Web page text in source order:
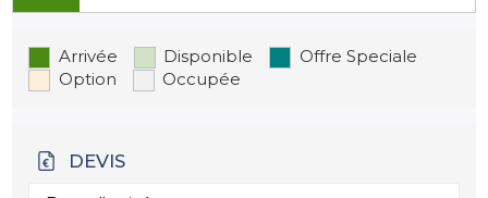
Arrivée Disponible
Offre Speciale
Option
Occupée
DEVIS